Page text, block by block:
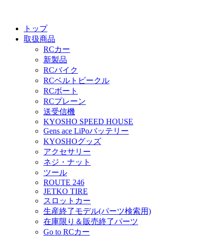
トップ
取扱商品
RCカー
新製品
RCバイク
RCベルトビークル
RCボート
RCプレーン
送受信機
KYOSHO SPEED HOUSE
Gens ace LiPoバッテリー
KYOSHOグッズ
アクセサリー
ネジ・ナット
ツール
ROUTE 246
JETKO TIRE
スロットカー
生産終了モデル(パーツ検索用)
在庫限り＆販売終了パーツ
Go to RCカー